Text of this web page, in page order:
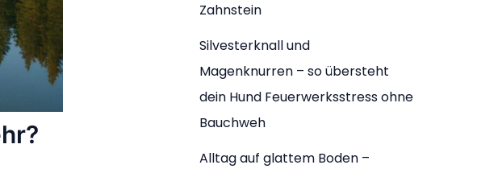
Zahnstein
Silvesterknall und
Magenknurren – so übersteht
dein Hund Feuerwerksstress ohne
Bauchweh
Alltag auf glattem Boden –